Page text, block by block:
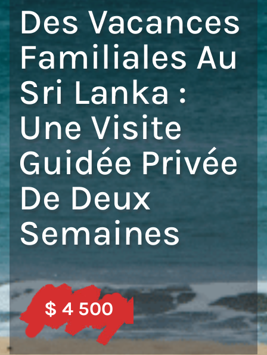
Des Vacances
Familiales Au
Sri Lanka :
Une Visite
Guidée Privée
De Deux
Semaines
$ 4 500